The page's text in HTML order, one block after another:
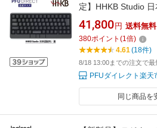
定】HHKB Studio
ーボード、ジェスチ
グスティック、マウ
45g
41,800 円 送料無料
380ポイント (1倍)
4.61(18件)
8/18 13:00までの注文で最
PFUダイレクト楽天
同じ商品を